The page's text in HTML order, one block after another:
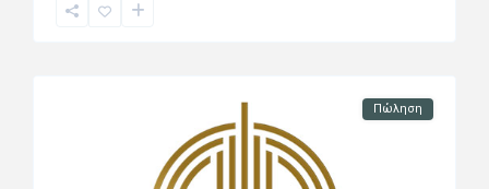
Πώληση